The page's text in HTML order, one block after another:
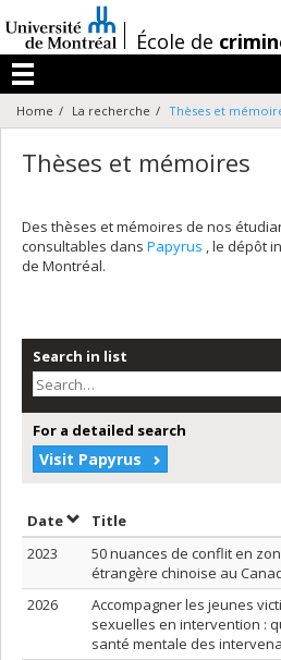
au
contenu
/École de
Menu
Home La recherche Thèses et
Thèses et mémoires
Des thèses et mémoires de nos
consultables dans Papyrus , le dépôt
de Montréal.
Search in list
For a detailed search
Visit Papyrus
DateSort by date in ascending
Title
2023
50 nuances de conflit en
étrangère chinoise au
2026
Accompagner les jeunes
sexuelles en intervention :
santé mentale des